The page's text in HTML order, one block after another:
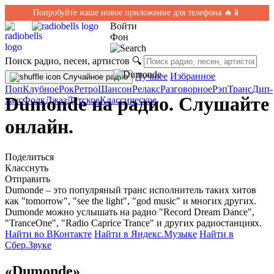
Попробуйте наше новое приложение для телефона 🔥📱
Войти
Фон
Поиск радио, песен, артистов 🔍
Случайное радио Лучшее Избранное
ПопКлубноеРокРетроШансонРелаксРазговорноеРэпТрансДип-
хаусФолкДжазДетскоеКлассическое
Dumonde на радио. Слушайте
онлайн.
Поделиться
Класснуть
Отправить
Dumonde – это популряный транс исполнитель таких хитов
как "tomorrow", "see the light", "god music" и многих других.
Dumonde можно услышать на радио "Record Dream Dance",
"TranceOne", "Radio Caprice Trance" и других радиостанциях.
Найти во ВКонтакте Найти в Яндекс.Музыке Найти в
Сбер.Звуке
«Dumonde»